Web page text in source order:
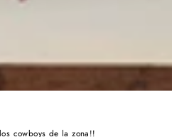
cowboys de la zona!!